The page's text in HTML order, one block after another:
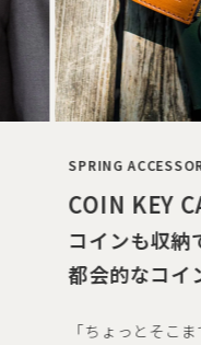
SPRING
COIN KEY
コインも収納
都会的なコイ
「ちょっとそこま